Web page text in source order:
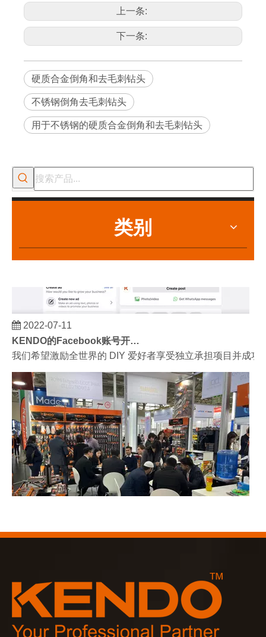
品
艺术编号 尺寸
上一条:
下一条:
硬质合金倒角和去毛刺钻头
不锈钢倒角去毛刺钻头
用于不锈钢的硬质合金倒角和去毛刺钻头
类别
2022-07-11
我们希望激励全世界的 DIY 爱好者享受独立承担项目并成功
2023 年科隆博览会，Kendo 会见老朋友和结交新朋友的绝